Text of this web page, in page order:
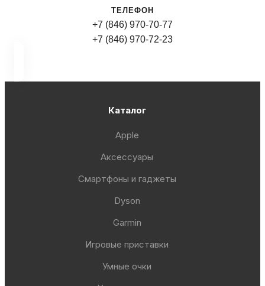
ТЕЛЕФОН
+7 (846) 970-70-77
+7 (846) 970-72-23
Каталог
Apple
Аксессуары
Смартфоны и гаджеты
Dyson
Garmin
Игровые приставки
Умные очки